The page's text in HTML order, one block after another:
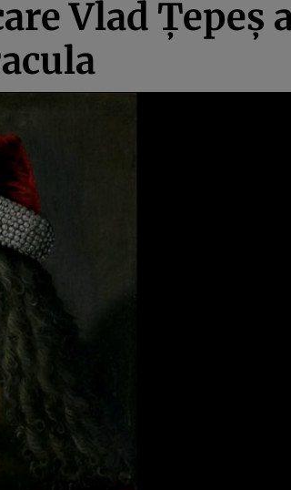
Vlad Ţepeş